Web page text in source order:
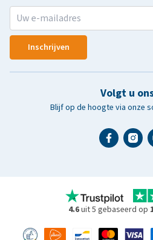
Inschrijven
Volgt u
Blijf op de hoogte via onze
4.6uit 5 gebaseerd op